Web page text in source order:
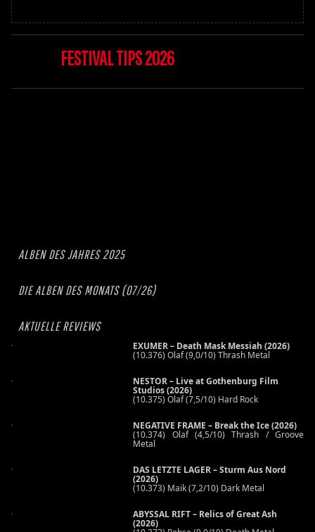
ALBEN DES JAHRES 2025
DIE ALBEN DES MONATS (07/26)
AKTUELLE REVIEWS
EXUMER – Death Mask Messiah (2026)
(10.376) Olaf (9,0/10) Thrash Metal
NESTOR – Live at Gothenburg Film
Studios (2026)
(10.375) Olaf (7,5/10) Hard Rock
NEGATIVE FRAME – Break the Ice (2026)
(10.374) Olaf (4,5/10) Thrash / Groove
Metal
DAS LETZTE LAGER – Sturm Aus Nord
(2026)
(10.373) Maik (7,2/10) Dark Metal
ABYSSAL RIFT – Relics of Great Ash
(2026)
FESTIVAL TIPS 2026